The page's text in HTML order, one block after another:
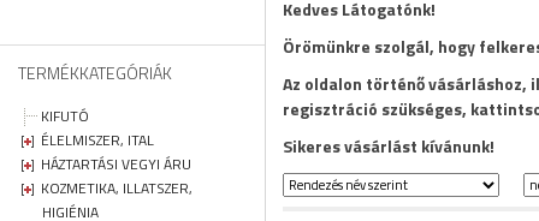
TERMÉKKATEGÓRIÁK
KIFUTÓ
ÉLELMISZER, ITAL
HÁZTARTÁSI VEGYI ÁRU
KOZMETIKA, ILLATSZER,
HIGIÉNIA
Kedves Látogatónk!
Örömünkre szolgál, hogy
Az oldalon történő vásárláshoz,
regisztráció szükséges,
Sikeres vásárlást kívánunk!